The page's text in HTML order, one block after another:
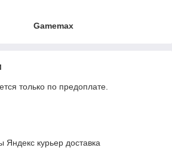
Gamemax
только по предоплате.
Яндекс курьер доставка